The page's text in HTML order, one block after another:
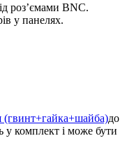
роз’ємами BNC.
у панелях.
(гвинт+гайка+шайба)до
комплект і може бути